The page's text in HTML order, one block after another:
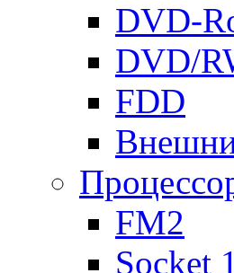
DVD-
DVD/
FDD
FM2
Socket